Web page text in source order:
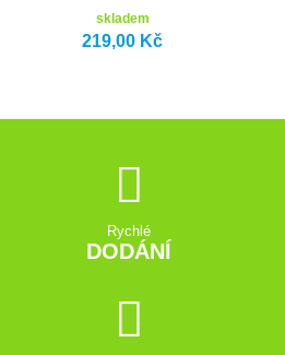
skladem
219,00 Kč
Rychlé
DODÁNÍ